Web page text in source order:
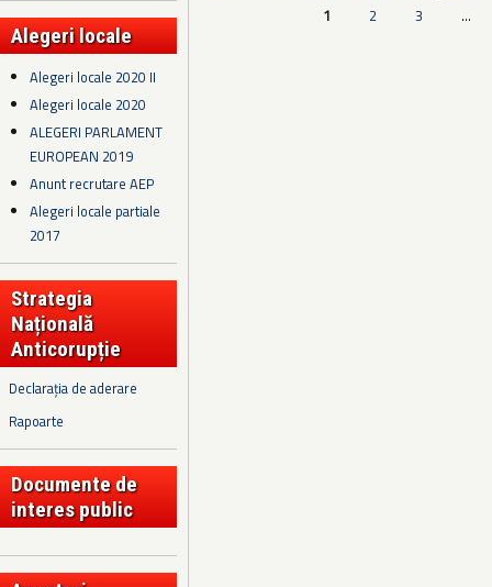
Alegeri locale
Alegeri locale 2020 II
Alegeri locale 2020
ALEGERI PARLAMENT
EUROPEAN 2019
Anunt recrutare AEP
Alegeri locale partiale
2017
Strategia
Națională
Anticorupție
Declarația de aderare
Rapoarte
Documente de
interes public
1 2 3 …